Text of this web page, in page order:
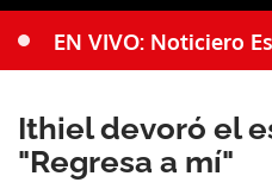
EN VIVO: Noticiero
Ithiel devoró el
"Regresa a mí"